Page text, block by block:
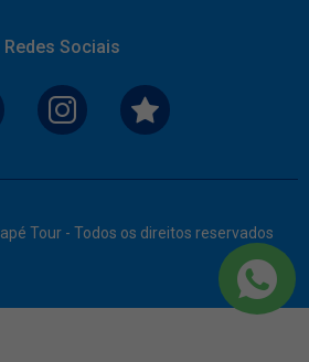
Redes Sociais
Tour - Todos os direitos reservados